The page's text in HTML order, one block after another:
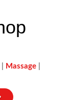
Massage